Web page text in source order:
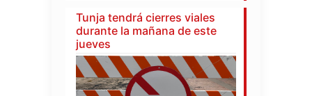
Tunja tendrá cierres viales
durante la mañana de este
jueves